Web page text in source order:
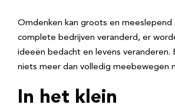
Omdenken kan groots en meeslepend
complete bedrijven veranderd, er
ideeën bedacht en levens veranderen.
niets meer dan volledig meebewegen
In het klein